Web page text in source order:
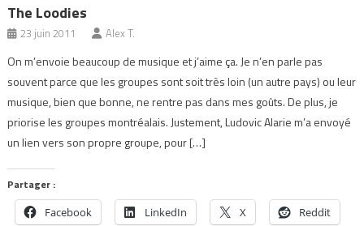
The Loodies
23 juin 2011 Alex T.
On m’envoie beaucoup de musique et j’aime ça. Je n’en parle pas
souvent parce que les groupes sont soit très loin (un autre pays) ou leur
musique, bien que bonne, ne rentre pas dans mes goûts. De plus, je
priorise les groupes montréalais. Justement, Ludovic Alarie m’a envoyé
un lien vers son propre groupe, pour […]
Partager :
Facebook LinkedIn X Reddit